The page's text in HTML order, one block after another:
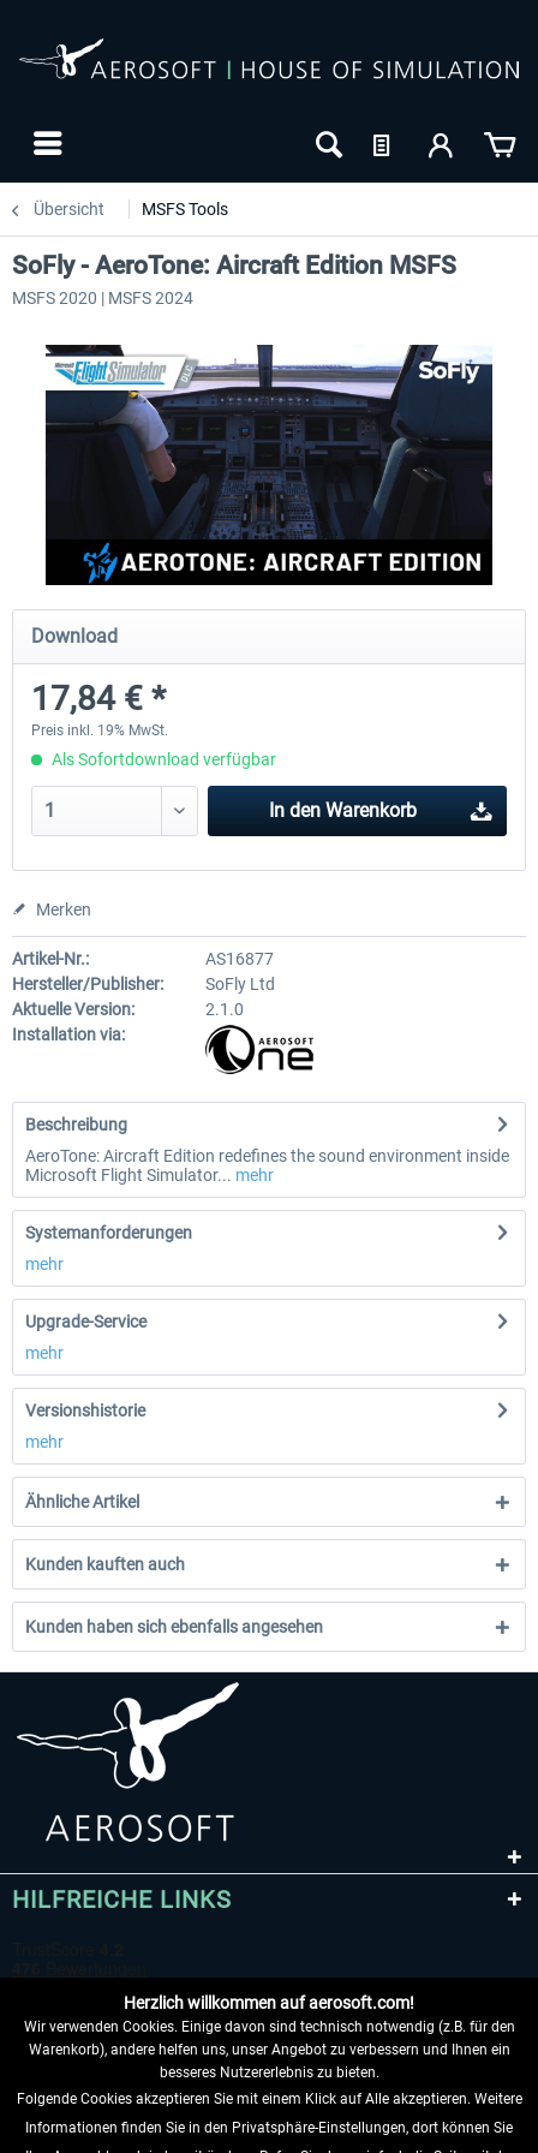
Übersicht MSFS Tools
rkApps - FSRealistic Pro MSFS
33,32 € *
SoFly - AeroTone: Aircraft Edition MSFS
MSFS 2020 | MSFS 2024
Download
17,84 € *
Preis inkl. 19% MwSt.
Als Sofortdownload verfügbar
In den Warenkorb
Merken
Artikel-Nr.:
AS16877
Hersteller/Publisher:
SoFly Ltd
Aktuelle Version:
2.1.0
Installation via:
Beschreibung
AeroTone: Aircraft Edition redefines the sound environment inside
Microsoft Flight Simulator... mehr
Systemanforderungen
mehr
Upgrade-Service
mehr
Versionshistorie
mehr
Ähnliche Artikel
Kunden kauften auch
Kunden haben sich ebenfalls angesehen
HILFREICHE LINKS
VERTRAG WIDERRUFEN
Herzlich willkommen auf aerosoft.com!
Wir verwenden Cookies. Einige davon sind technisch notwendig (z.B. für den
Warenkorb), andere helfen uns, unser Angebot zu verbessern und Ihnen ein
besseres Nutzererlebnis zu bieten.
Folgende Cookies akzeptieren Sie mit einem Klick auf Alle akzeptieren. Weitere
Informationen finden Sie in den Privatsphäre-Einstellungen, dort können Sie